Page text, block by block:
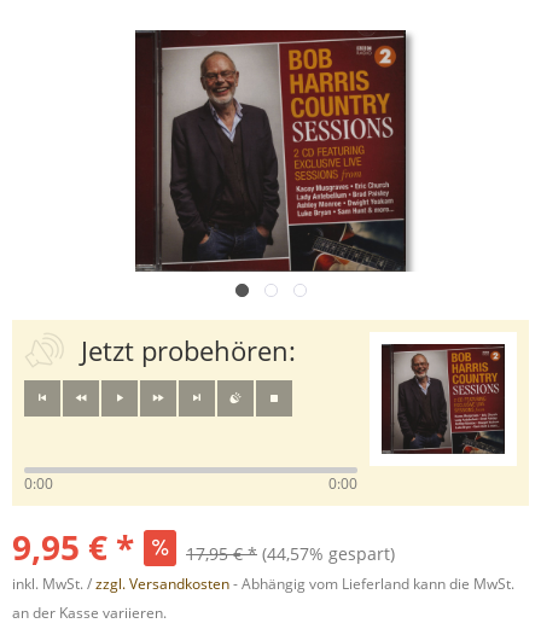
Jetzt probehören:
0:00 0:00
9,95 € * 17,95 € * (44,57% gespart)
inkl. MwSt. /zzgl. Versandkosten- Abhängig vom Lieferland kann die MwSt.
an der Kasse variieren.